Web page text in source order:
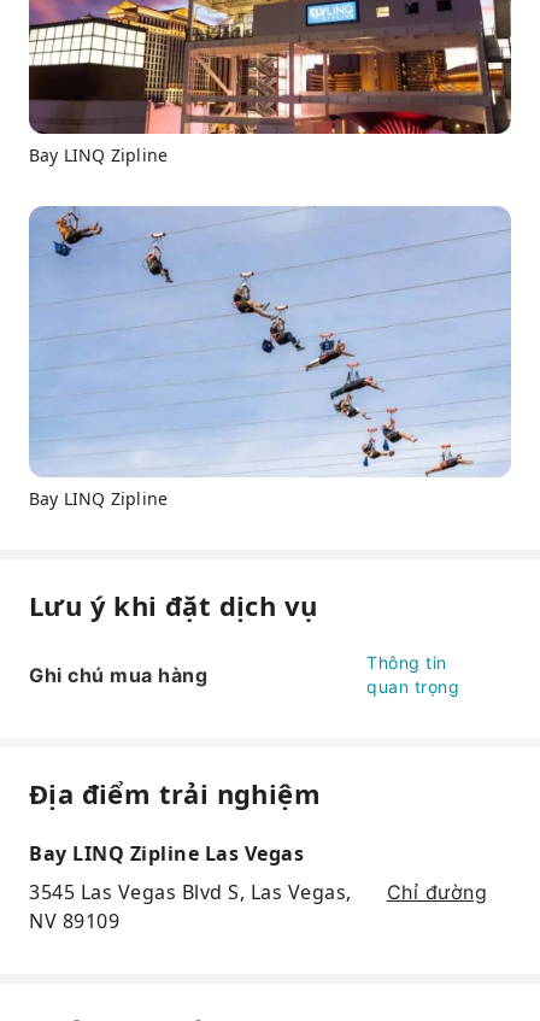
Bay LINQ Zipline
Bay LINQ Zipline
Lưu ý khi đặt dịch vụ
Ghi chú mua hàng
Thông tin
quan trọng
Địa điểm trải nghiệm
Bay LINQ Zipline Las Vegas
3545 Las Vegas Blvd S, Las Vegas,
NV 89109
Chỉ đường